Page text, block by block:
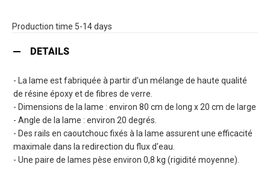
Production time 5-14 days
DETAILS
- La lame est fabriquée à partir d'un mélange de haute qualité
de résine époxy et de fibres de verre.
- Dimensions de la lame : environ 80 cm de long x 20 cm de large
- Angle de la lame : environ 20 degrés.
- Des rails en caoutchouc fixés à la lame assurent une efficacité
maximale dans la redirection du flux d'eau.
- Une paire de lames pèse environ 0,8 kg (rigidité moyenne).